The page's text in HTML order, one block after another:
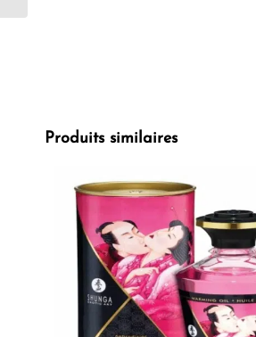
Produits similaires